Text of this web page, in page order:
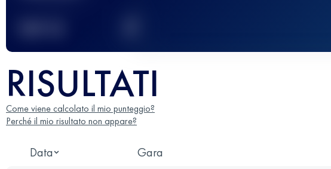
RISULTATI
Come viene calcolato il mio punteggio?
Perché il mio risultato non appare?
Data Gara